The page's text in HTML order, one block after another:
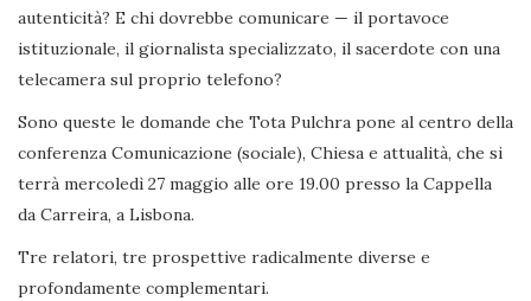
autenticità? E chi dovrebbe comunicare — il portavoce
istituzionale, il giornalista specializzato, il sacerdote con una
telecamera sul proprio telefono?
Sono queste le domande che Tota Pulchra pone al centro della
conferenza Comunicazione (sociale), Chiesa e attualità, che si
terrà mercoledì 27 maggio alle ore 19.00 presso la Cappella
da Carreira, a Lisbona.
Tre relatori, tre prospettive radicalmente diverse e
profondamente complementari.